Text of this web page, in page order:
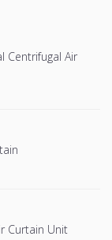
Centrifugal Air
Curtain Unit